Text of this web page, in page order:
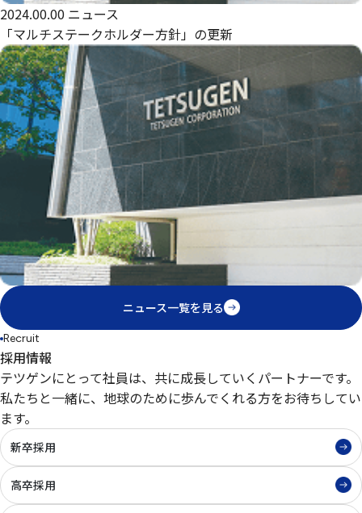
2024.00.00 ニュース
「マルチステークホルダー方針」の更新
ニュース一覧を見る
Recruit
採用情報
テツゲンにとって社員は、共に成長していくパートナーです。
私たちと一緒に、地球のために歩んでくれる方をお待ちしてい
ます。
新卒採用
高卒採用